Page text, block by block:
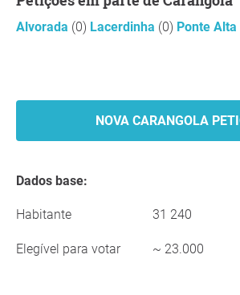
Alvorada (0) Lacerdinha (0) Ponte
NOVA CARANGOLA
Dados base:
Habitante 31 240
Elegível para votar ~ 23.000